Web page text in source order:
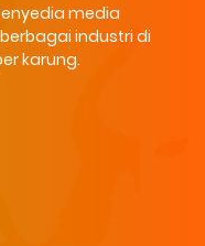
media
industri di
karung.